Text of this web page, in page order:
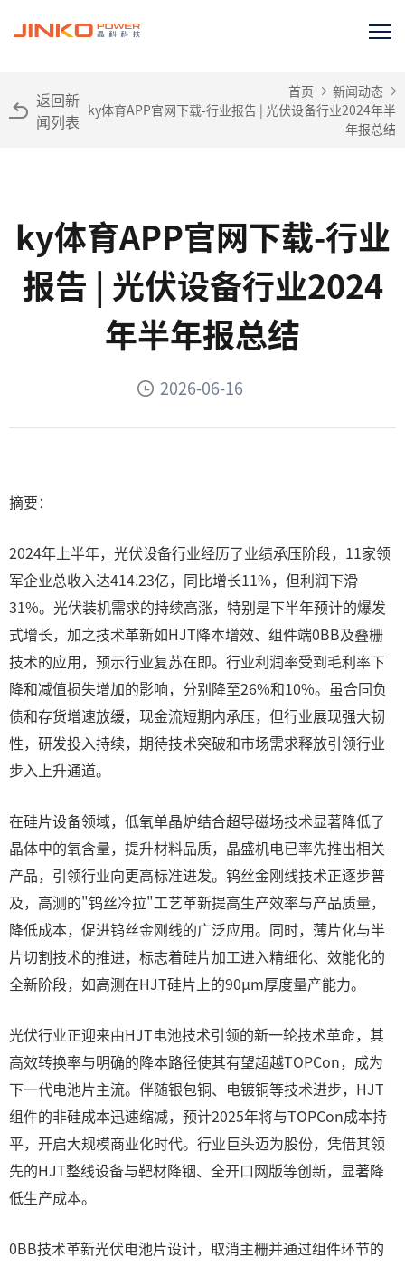
返回新
闻列表
首页
新闻动态
ky体育APP官网下载-行业报告 | 光伏设备行业2024年半
年报总结
ky体育APP官网下载-行业
报告 | 光伏设备行业2024
年半年报总结
2026-06-16
摘要：
2024年上半年，光伏设备行业经历了业绩承压阶段，11家领
军企业总收入达414.23亿，同比增长11%，但利润下滑
31%。光伏装机需求的持续高涨，特别是下半年预计的爆发
式增长，加之技术革新如HJT降本增效、组件端0BB及叠栅
技术的应用，预示行业复苏在即。行业利润率受到毛利率下
降和减值损失增加的影响，分别降至26%和10%。虽合同负
债和存货增速放缓，现金流短期内承压，但行业展现强大韧
性，研发投入持续，期待技术突破和市场需求释放引领行业
步入上升通道。
在硅片设备领域，低氧单晶炉结合超导磁场技术显著降低了
晶体中的氧含量，提升材料品质，晶盛机电已率先推出相关
产品，引领行业向更高标准进发。钨丝金刚线技术正逐步普
及，高测的"钨丝冷拉"工艺革新提高生产效率与产品质量，
降低成本，促进钨丝金刚线的广泛应用。同时，薄片化与半
片切割技术的推进，标志着硅片加工进入精细化、效能化的
全新阶段，如高测在HJT硅片上的90μm厚度量产能力。
光伏行业正迎来由HJT电池技术引领的新一轮技术革命，其
高效转换率与明确的降本路径使其有望超越TOPCon，成为
下一代电池片主流。伴随银包铜、电镀铜等技术进步，HJT
组件的非硅成本迅速缩减，预计2025年将与TOPCon成本持
平，开启大规模商业化时代。行业巨头迈为股份，凭借其领
先的HJT整线设备与靶材降铟、全开口网版等创新，显著降
低生产成本。
0BB技术革新光伏电池片设计，取消主栅并通过组件环节的